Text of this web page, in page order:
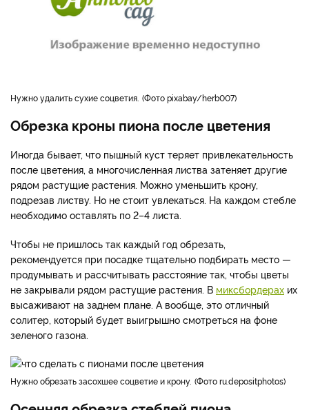
Нужно удалить сухие соцветия. Фото pixabay/herb007
Обрезка кроны пиона после цветения
Иногда бывает, что пышный куст теряет привлекательность
после цветения, а многочисленная листва затеняет другие
рядом растущие растения. Можно уменьшить крону,
подрезав листву. Но не стоит увлекаться. На каждом стебле
необходимо оставлять по 2–4 листа.
Чтобы не пришлось так каждый год обрезать,
рекомендуется при посадке тщательно подбирать место —
продумывать и рассчитывать расстояние так, чтобы цветы
не закрывали рядом растущие растения. В миксбордерах их
высаживают на заднем плане. А вообще, это отличный
солитер, который будет выигрышно смотреться на фоне
зеленого газона.
Нужно обрезать засохшее соцветие и крону. Фото ru.depositphotos